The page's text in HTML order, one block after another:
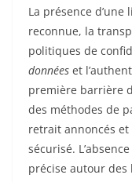
La présence
reconnue, la
politiques de
données et
première barrière
des méthodes de
retrait annoncés
sécurisé.
précise autour des